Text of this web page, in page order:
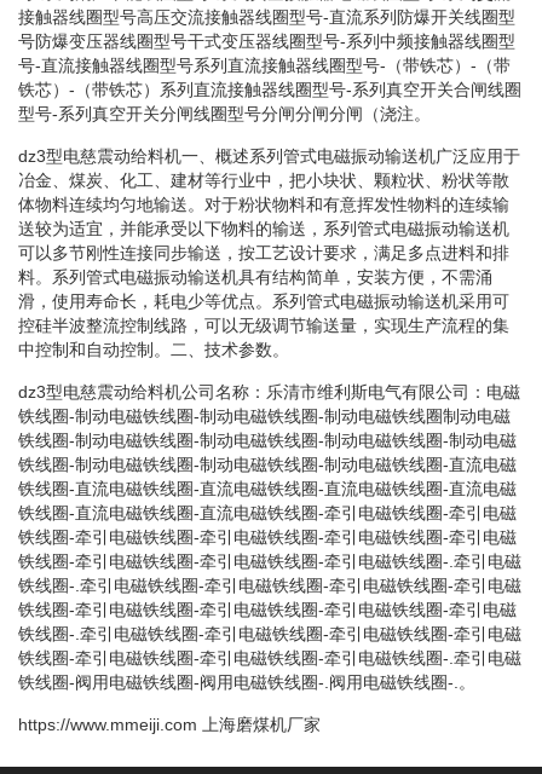
接触器线圈型号高压交流接触器线圈型号-直流系列防爆开关线圈型
号防爆变压器线圈型号干式变压器线圈型号-系列中频接触器线圈型
号-直流接触器线圈型号系列直流接触器线圈型号-（带铁芯）-（带
铁芯）-（带铁芯）系列直流接触器线圈型号-系列真空开关合闸线圈
型号-系列真空开关分闸线圈型号分闸分闸分闸（浇注。
dz3型电慈震动给料机一、概述系列管式电磁振动输送机广泛应用于
冶金、煤炭、化工、建材等行业中，把小块状、颗粒状、粉状等散
体物料连续均匀地输送。对于粉状物料和有意挥发性物料的连续输
送较为适宜，并能承受以下物料的输送，系列管式电磁振动输送机
可以多节刚性连接同步输送，按工艺设计要求，满足多点进料和排
料。系列管式电磁振动输送机具有结构简单，安装方便，不需涌
滑，使用寿命长，耗电少等优点。系列管式电磁振动输送机采用可
控硅半波整流控制线路，可以无级调节输送量，实现生产流程的集
中控制和自动控制。二、技术参数。
dz3型电慈震动给料机公司名称：乐清市维利斯电气有限公司：电磁
铁线圈-制动电磁铁线圈-制动电磁铁线圈-制动电磁铁线圈制动电磁
铁线圈-制动电磁铁线圈-制动电磁铁线圈-制动电磁铁线圈-制动电磁
铁线圈-制动电磁铁线圈-制动电磁铁线圈-制动电磁铁线圈-直流电磁
铁线圈-直流电磁铁线圈-直流电磁铁线圈-直流电磁铁线圈-直流电磁
铁线圈-直流电磁铁线圈-直流电磁铁线圈-牵引电磁铁线圈-牵引电磁
铁线圈-牵引电磁铁线圈-牵引电磁铁线圈-牵引电磁铁线圈-牵引电磁
铁线圈-牵引电磁铁线圈-牵引电磁铁线圈-牵引电磁铁线圈-.牵引电磁
铁线圈-.牵引电磁铁线圈-牵引电磁铁线圈-牵引电磁铁线圈-牵引电磁
铁线圈-牵引电磁铁线圈-牵引电磁铁线圈-牵引电磁铁线圈-牵引电磁
铁线圈-.牵引电磁铁线圈-牵引电磁铁线圈-牵引电磁铁线圈-牵引电磁
铁线圈-牵引电磁铁线圈-牵引电磁铁线圈-牵引电磁铁线圈-.牵引电磁
铁线圈-阀用电磁铁线圈-阀用电磁铁线圈-.阀用电磁铁线圈-.。
https://www.mmeiji.com 上海磨煤机厂家